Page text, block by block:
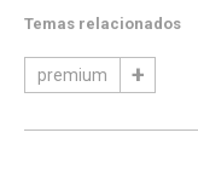
Temas relacionados
premium